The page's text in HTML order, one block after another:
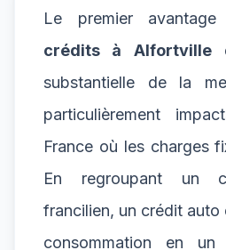
Le premier
crédits à Alfortville
substantielle de la
particulièrement
France où les charges
En regroupant un
francilien, un crédit auto
consommation en